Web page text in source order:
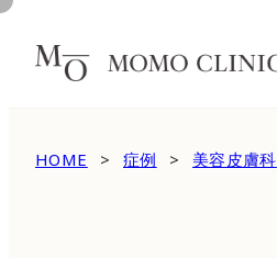
HOME 症例 美容皮膚科